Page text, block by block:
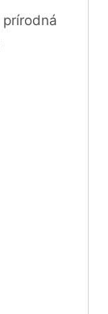
prírodná